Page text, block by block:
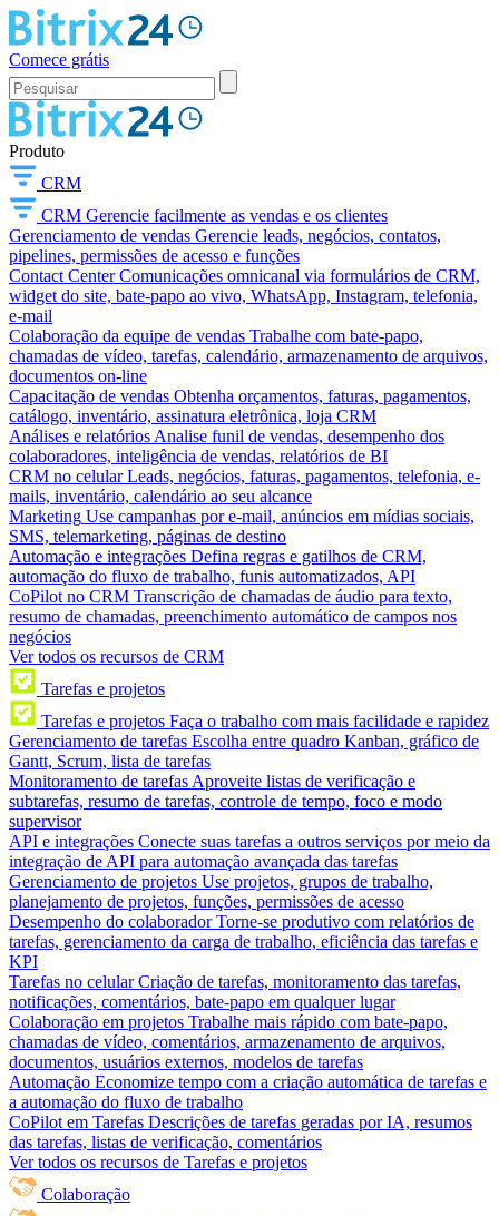
Comece grátis
Produto
CRM
CRM Gerencie facilmente as vendas e os clientes
Gerenciamento de vendas Gerencie leads, negócios, contatos,
pipelines, permissões de acesso e funções
Contact Center Comunicações omnicanal via formulários de CRM,
widget do site, bate-papo ao vivo, WhatsApp, Instagram, telefonia,
e-mail
Colaboração da equipe de vendas Trabalhe com bate-papo,
chamadas de vídeo, tarefas, calendário, armazenamento de arquivos,
documentos on-line
Capacitação de vendas Obtenha orçamentos, faturas, pagamentos,
catálogo, inventário, assinatura eletrônica, loja CRM
Análises e relatórios Analise funil de vendas, desempenho dos
colaboradores, inteligência de vendas, relatórios de BI
CRM no celular Leads, negócios, faturas, pagamentos, telefonia, e-
mails, inventário, calendário ao seu alcance
Marketing Use campanhas por e-mail, anúncios em mídias sociais,
SMS, telemarketing, páginas de destino
Automação e integrações Defina regras e gatilhos de CRM,
automação do fluxo de trabalho, funis automatizados, API
CoPilot no CRM Transcrição de chamadas de áudio para texto,
resumo de chamadas, preenchimento automático de campos nos
negócios
Ver todos os recursos de CRM
Tarefas e projetos
Tarefas e projetos Faça o trabalho com mais facilidade e rapidez
Gerenciamento de tarefas Escolha entre quadro Kanban, gráfico de
Gantt, Scrum, lista de tarefas
Monitoramento de tarefas Aproveite listas de verificação e
subtarefas, resumo de tarefas, controle de tempo, foco e modo
supervisor
API e integrações Conecte suas tarefas a outros serviços por meio da
integração de API para automação avançada das tarefas
Gerenciamento de projetos Use projetos, grupos de trabalho,
planejamento de projetos, funções, permissões de acesso
Desempenho do colaborador Torne-se produtivo com relatórios de
tarefas, gerenciamento da carga de trabalho, eficiência das tarefas e
KPI
Tarefas no celular Criação de tarefas, monitoramento das tarefas,
notificações, comentários, bate-papo em qualquer lugar
Colaboração em projetos Trabalhe mais rápido com bate-papo,
chamadas de vídeo, comentários, armazenamento de arquivos,
documentos, usuários externos, modelos de tarefas
Automação Economize tempo com a criação automática de tarefas e
a automação do fluxo de trabalho
CoPilot em Tarefas Descrições de tarefas geradas por IA, resumos
das tarefas, listas de verificação, comentários
Ver todos os recursos de Tarefas e projetos
Colaboração